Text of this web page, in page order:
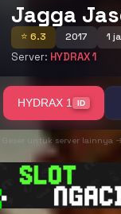
Jagga
⭐ 6.3 2017 1
Server: HYDRAX 1
HYDRAX 1 ID
Geser untuk server lainnya